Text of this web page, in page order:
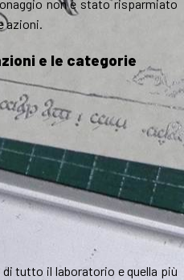
non è stato risparmiato
azioni.
e le categorie
tutto il laboratorio e quella più